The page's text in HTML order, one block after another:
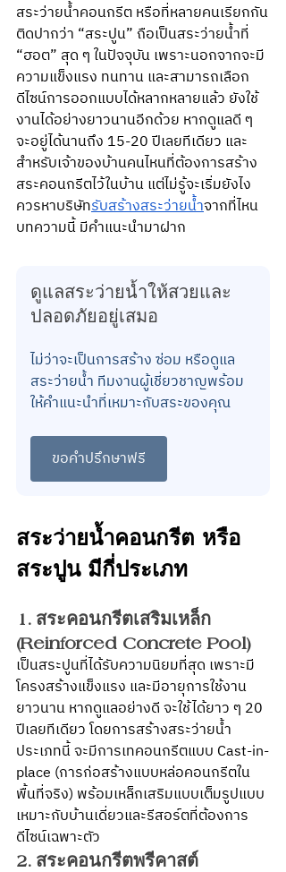
สระว่ายน้ำคอนกรีต หรือที่หลายคนเรียกกัน
ติดปากว่า “สระปูน” ถือเป็นสระว่ายน้ำที่
“ฮอต” สุด ๆ ในปัจจุบัน เพราะนอกจากจะมี
ความแข็งแรง ทนทาน และสามารถเลือก
ดีไซน์การออกแบบได้หลากหลายแล้ว ยังใช้
งานได้อย่างยาวนานอีกด้วย หากดูแลดี ๆ
จะอยู่ได้นานถึง 15-20 ปีเลยทีเดียว และ
สำหรับเจ้าของบ้านคนไหนที่ต้องการสร้าง
สระคอนกรีตไว้ในบ้าน แต่ไม่รู้จะเริ่มยังไง
ควรหาบริษัทรับสร้างสระว่ายน้ำจากที่ไหน
บทความนี้ มีคำแนะนำมาฝาก
ดูแลสระว่ายน้ำให้สวยและ
ปลอดภัยอยู่เสมอ
ไม่ว่าจะเป็นการสร้าง ซ่อม หรือดูแล
สระว่ายน้ำ ทีมงานผู้เชี่ยวชาญพร้อม
ให้คำแนะนำที่เหมาะกับสระของคุณ
ขอคำปรึกษาฟรี
สระว่ายน้ำคอนกรีต หรือ
สระปูน มีกี่ประเภท
1. สระคอนกรีตเสริมเหล็ก
(Reinforced Concrete Pool)
เป็นสระปูนที่ได้รับความนิยมที่สุด เพราะมี
โครงสร้างแข็งแรง และมีอายุการใช้งาน
ยาวนาน หากดูแลอย่างดี จะใช้ได้ยาว ๆ 20
ปีเลยทีเดียว โดยการสร้างสระว่ายน้ำ
ประเภทนี้ จะมีการเทคอนกรีตแบบ Cast-in-
place (การก่อสร้างแบบหล่อคอนกรีตใน
พื้นที่จริง) พร้อมเหล็กเสริมแบบเต็มรูปแบบ
เหมาะกับบ้านเดี่ยวและรีสอร์ตที่ต้องการ
ดีไซน์เฉพาะตัว
2. สระคอนกรีตพรีคาสต์